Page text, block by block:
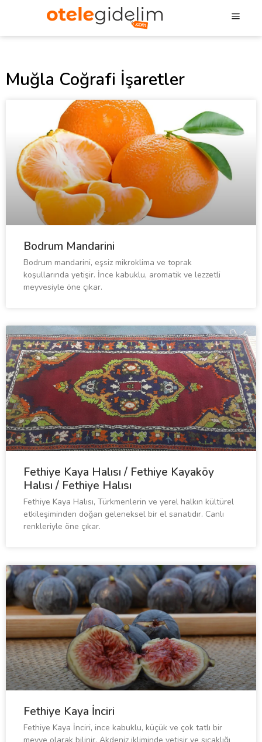
Muğla Coğrafi İşaretler
Bodrum Mandarini
Bodrum mandarini, eşsiz mikroklima ve toprak
koşullarında yetişir. İnce kabuklu, aromatik ve lezzetli
meyvesiyle öne çıkar.
Fethiye Kaya Halısı / Fethiye Kayaköy
Halısı / Fethiye Halısı
Fethiye Kaya Halısı, Türkmenlerin ve yerel halkın kültürel
etkileşiminden doğan geleneksel bir el sanatıdır. Canlı
renkleriyle öne çıkar.
Fethiye Kaya İnciri
Fethiye Kaya İnciri, ince kabuklu, küçük ve çok tatlı bir